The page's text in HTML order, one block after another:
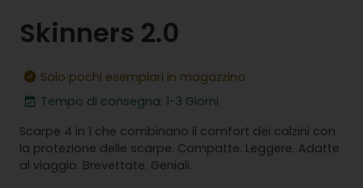
Skinners 2.0
Solo pochi esemplari in magazzino
Tempo di consegna: 1-3 Giorni
Scarpe 4 in 1 che combinano il comfort dei calzini con
la protezione delle scarpe. Compatte. Leggere. Adatte
al viaggio. Brevettate. Geniali.